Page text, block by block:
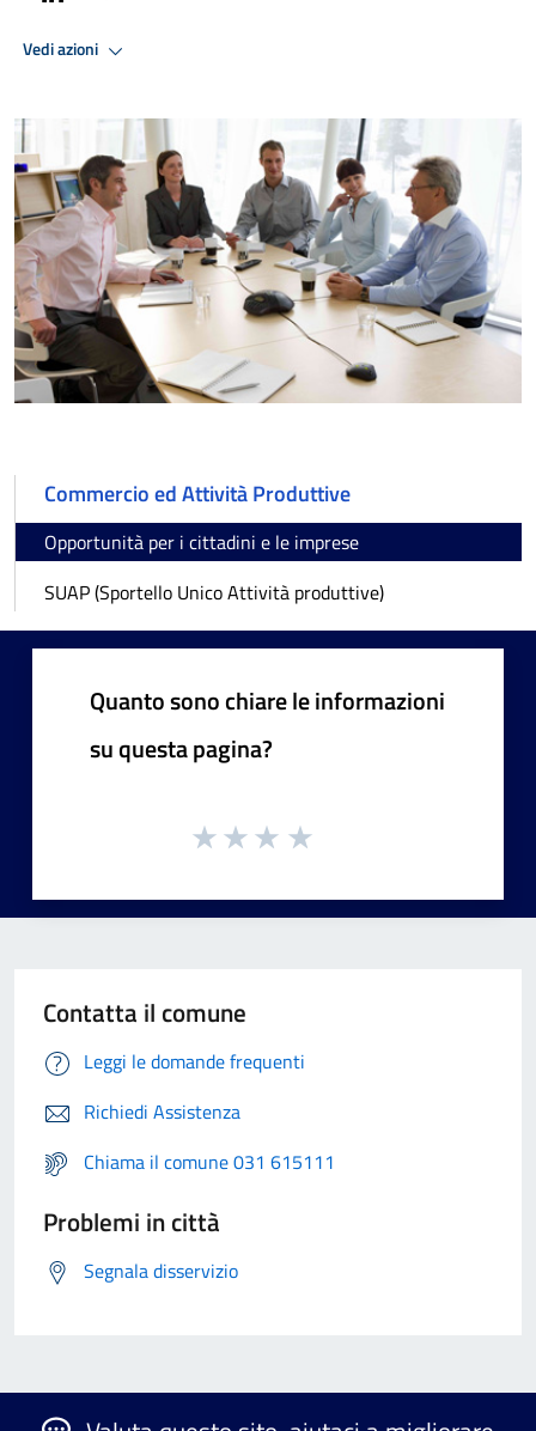
Vedi azioni
Commercio ed Attività Produttive
Opportunità per i cittadini e le imprese
SUAP (Sportello Unico Attività produttive)
Quanto sono chiare le informazioni
su questa pagina?
Contatta il comune
Leggi le domande frequenti
Richiedi Assistenza
Chiama il comune 031 615111
Problemi in città
Segnala disservizio